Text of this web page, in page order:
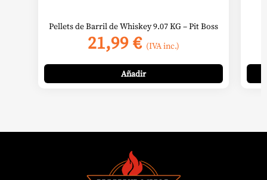
Pellets de Barril de Whiskey 9.07 KG – Pit Boss
21,99€ (IVA inc.)
Añadir